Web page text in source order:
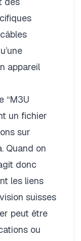
appareil
“M3U
un fichier
sur
Quand on
donc
les liens
suisses
peut être
ou